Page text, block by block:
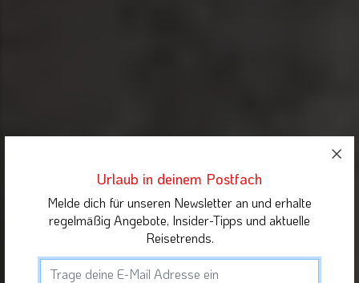
Urlaub in deinem Postfach
Melde dich für unseren Newsletter an und erhalte
regelmäßig Angebote, Insider-Tipps und aktuelle
Reisetrends.